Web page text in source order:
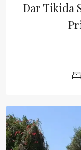
Dar Tikida